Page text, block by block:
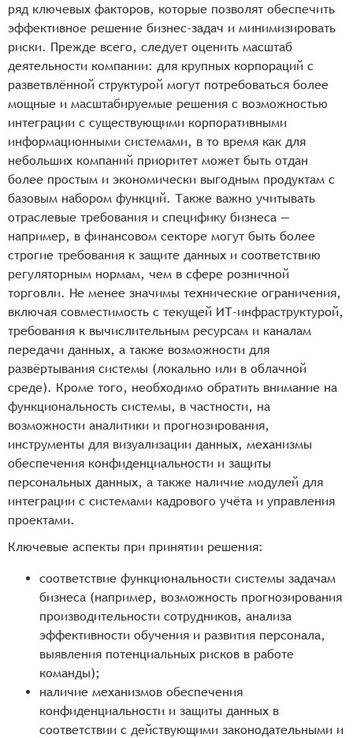
ряд ключевых факторов, которые позволят обеспечить
эффективное решение бизнес-задач и минимизировать
риски. Прежде всего, следует оценить масштаб
деятельности компании: для крупных корпораций с
разветвлённой структурой могут потребоваться более
мощные и масштабируемые решения с возможностью
интеграции с существующими корпоративными
информационными системами, в то время как для
небольших компаний приоритет может быть отдан
более простым и экономически выгодным продуктам с
базовым набором функций. Также важно учитывать
отраслевые требования и специфику бизнеса —
например, в финансовом секторе могут быть более
строгие требования к защите данных и соответствию
регуляторным нормам, чем в сфере розничной
торговли. Не менее значимы технические ограничения,
включая совместимость с текущей ИТ-инфраструктурой,
требования к вычислительным ресурсам и каналам
передачи данных, а также возможности для
развёртывания системы (локально или в облачной
среде). Кроме того, необходимо обратить внимание на
функциональность системы, в частности, на
возможности аналитики и прогнозирования,
инструменты для визуализации данных, механизмы
обеспечения конфиденциальности и защиты
персональных данных, а также наличие модулей для
интеграции с системами кадрового учёта и управления
проектами.
Ключевые аспекты при принятии решения:
соответствие функциональности системы задачам
бизнеса (например, возможность прогнозирования
производительности сотрудников, анализа
эффективности обучения и развития персонала,
выявления потенциальных рисков в работе
команды);
наличие механизмов обеспечения
конфиденциальности и защиты данных в
соответствии с действующими законодательными и